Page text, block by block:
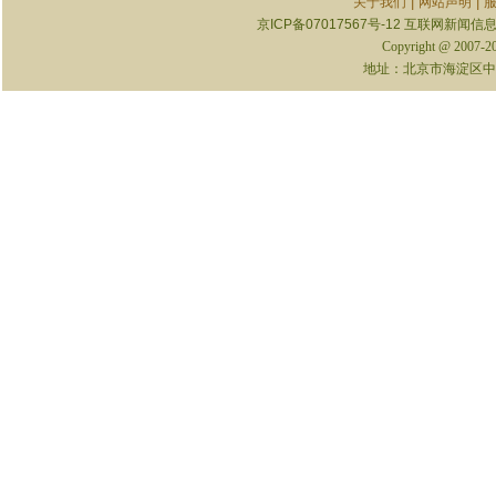
京ICP备07017567号-12 互联网新闻信
Copyright @ 2007-
地址：北京市海淀区